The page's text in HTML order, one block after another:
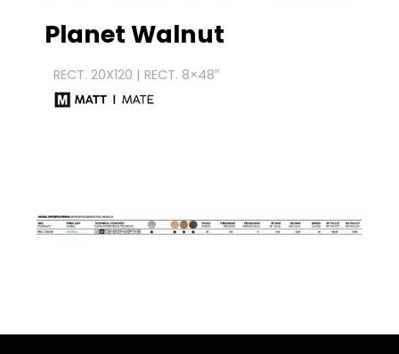
PlanetWalnut
RECT. 20X120 | RECT. 8×48″